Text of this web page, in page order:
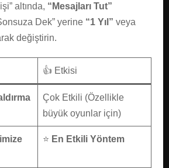
altında, “Mesajları Tut”
Dek” yerine “1 Yıl” veya
değiştirin.
👍 Etkisi
Çok Etkili (Özellikle
büyük oyunlar için)
⭐ En Etkili Yöntem